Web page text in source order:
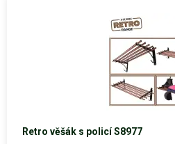
Retro věšák s policí S8977